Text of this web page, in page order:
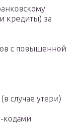
кредиты) за
с повышенной
случае утери)
кодами